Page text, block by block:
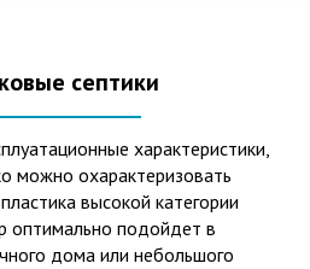
септики
характеристики,
можно охарактеризовать
высокой категории
оптимально подойдет в
дома или небольшого